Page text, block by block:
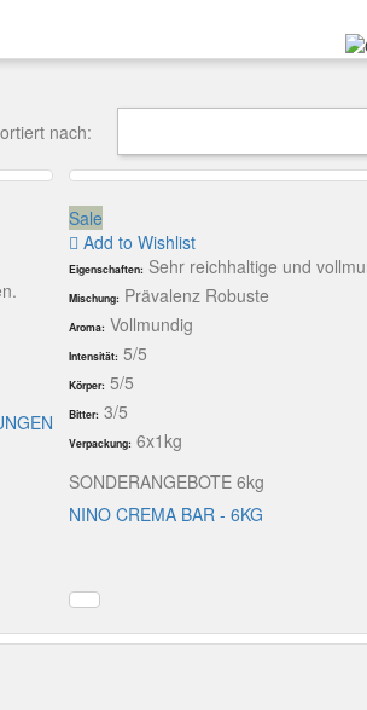
nach:
Sale
Add to Wishlist
Eigenschaften: Sehr reichhaltige und
Mischung: Prävalenz Robuste
Aroma: Vollmundig
Intensität: 5/5
Körper: 5/5
Bitter: 3/5
Verpackung: 6x1kg
SONDERANGEBOTE 6kg
NINO CREMA BAR - 6KG